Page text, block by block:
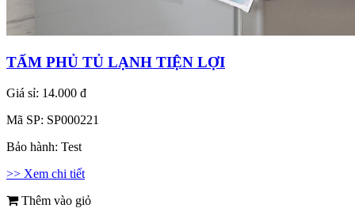
TẤM PHỦ TỦ LẠNH TIỆN LỢI
Giá sỉ: 14.000 đ
Mã SP: SP000221
Bảo hành: Test
>> Xem chi tiết
Thêm vào giỏ